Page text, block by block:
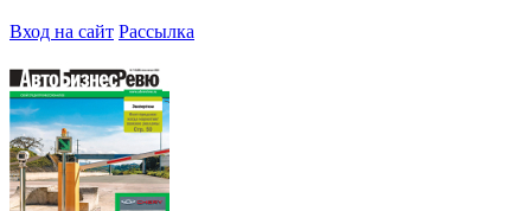
Вход на сайт Рассылка